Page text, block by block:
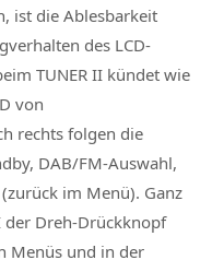
ist die Ablesbarkeit
des LCD-
TUNER II kündet wie
von
rechts folgen die
DAB/FM-Auswahl,
(zurück im Menü). Ganz
der Dreh-Drückknopf
Menüs und in der